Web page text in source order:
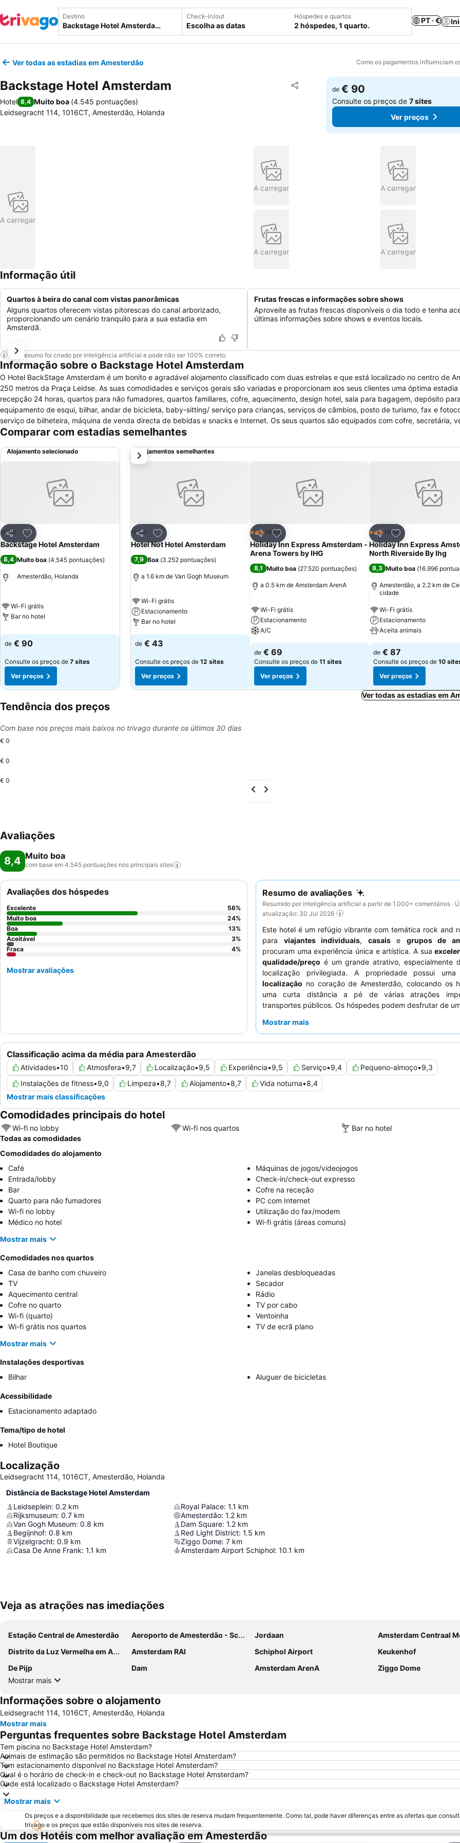
Destino Check-in/out
Escolha as datas
Hóspedes e quartos
2 hóspedes, 1 quarto.
PT · €
Ver todas as estadias em Amesterdão Como os pagamentos influenciam
Backstage Hotel Amsterdam Partilhar
Adicionar aos favoritos
Hotel 8,4 Muito boa (4.545 pontuações)
Leidsegracht 114, 1016CT, Amesterdão, Holanda
de € 90
Consulte os preços de7 sites
Ver preços
A carregar
A carregar A carregar
A carregar A carregar
Informação útil
Quartos à beira do canal com vistas panorâmicas
Alguns quartos oferecem vistas pitorescas do canal arborizado,
proporcionando um cenário tranquilo para a sua estadia em
Amsterdã.
Frutas frescas e informações sobre shows
Aproveite as frutas frescas disponíveis o dia todo e tenha
últimas informações sobre shows e eventos locais.
Este resumo foi criado por inteligência artificial e pode não ser 100% correto.
Informação sobre o Backstage Hotel Amsterdam
O Hotel BackStage Amsterdam é um bonito e agradável alojamento classificado com duas estrelas e que está localizado no centro de
250 metros da Praça Leidse. As suas comodidades e serviços gerais são variadas e proporcionam aos seus clientes uma óptima estadia
recepção 24 horas, quartos para não fumadores, quartos familiares, cofre, aquecimento, design hotel, sala para bagagem, depósito para
equipamento de esqui, bilhar, andar de bicicleta, baby-sitting/ serviço para crianças, serviços de câmbios, posto de turismo, fax e
serviço de bilheteira, máquina de venda directa de bebidas e snacks e Internet. Os seus quartos são equipados com cofre, secretária,
aquecimento, piso em carpete, relógio despertador, duche, casa de banho, televisão, rádio, televisão de ecrã plano, base de ligação
Comparar com estadias semelhantes
Alojamento selecionado
Partilhar
Adicionar aos favoritos
Hotel
Backstage Hotel Amsterdam
8,4 Muito boa (4.545 pontuações)
Amesterdão, Holanda
Wi-Fi grátis
Bar no hotel
de € 90
Consulte os preços de 7 sites
Ver preços
Alojamentos semelhantes
Partilhar
Adicionar aos favoritos
Hotel
Hotel Not Hotel Amsterdam
7,9 Boa (3.252 pontuações)
a 1.6 km de Van Gogh Museum
Wi-Fi grátis
Estacionamento
Bar no hotel
de € 43
Consulte os preços de 12 sites
Ver preços
Partilhar
Adicionar aos favoritos
3 Estrelas
Hotel
Holiday Inn Express Amsterdam -
Arena Towers by IHG
8,1 Muito boa (27.520 pontuações)
a 0.5 km de Amsterdam ArenA
Wi-Fi grátis
Estacionamento
A/C
de € 69
Consulte os preços de 11 sites
Ver preços
Partilhar
Adicionar aos
3 Estrelas
Hotel
Holiday Inn Express
North Riverside By Ihg
8,3 Muito boa (16.996
Amesterdão, a 2.2 km de
cidade
Wi-Fi grátis
Estacionamento
Aceita animais
de € 87
Consulte os preços de 10
Ver preços
próximo
Ver todas as estadias em
Tendência dos preços
Com base nos preços mais baixos no trivago durante os últimos 30 dias
€ 0
€ 0
€ 0
Avaliações
8,4 Muito boa
com base em 4.545 pontuações nos principais sites
Resumo de avaliações
Resumido por inteligência artificial a partir de 1.000+ comentários ·
atualização: 30 Jul 2026
Este hotel é um refúgio vibrante com temática rock and
para viajantes individuais, casaise grupos de
procuram uma experiência única e artística. A sua
qualidade/preço é um grande atrativo, especialmente
localização privilegiada. A propriedade possui uma
localização no coração de Amesterdão, colocando os
uma curta distância a pé de várias atrações
transportes públicos. Os hóspedes podem desfrutar de
contribuindo para uma atmosfera divertida e social. O
delicioso e completo. Para uma estadia mais tranquila,
pedir um quarto que não esteja virado para a rua,
quartos podem ter ruído.
Mostrar mais
Classificação acima da média para Amesterdão
Atividades•10 Atmosfera•9,7 Localização•9,5 Experiência•9,5 Serviço•9,4 Pequeno-almoço•9,3
Instalações de fitness•9,0 Limpeza•8,7 Alojamento•8,7 Vida noturna•8,4
Mostrar mais classificações
Avaliações dos hóspedes
Excelente 56%
Muito boa
24%
Boa
13%
Aceitável
3%
Fraca
4%
Mostrar avaliações
Comodidades principais do hotel
Wi-fi no lobby Wi-fi nos quartos
Bar no hotel
Todas as comodidades
Comodidades do alojamento
Café
Máquinas de jogos/videojogos
Entrada/lobby
Check-in/check-out expresso
Bar
Cofre na receção
Quarto para não fumadores
PC com Internet
Wi-fi no lobby
Utilização do fax/modem
Médico no hotel
Wi-fi grátis (áreas comuns)
Mostrar mais
Comodidades nos quartos
Casa de banho com chuveiro
Janelas desbloqueadas
TV
Secador
Aquecimento central
Rádio
Cofre no quarto
TV por cabo
Wi-fi (quarto)
Ventoinha
Wi-fi grátis nos quartos
TV de ecrã plano
Mostrar mais
Instalações desportivas
Bilhar
Aluguer de bicicletas
Acessibilidade
Estacionamento adaptado
Tema/tipo de hotel
Hotel Boutique
Localização
Leidsegracht 114, 1016CT, Amesterdão, Holanda
Distância de Backstage Hotel Amsterdam
Leidseplein: 0.2 km
Rijksmuseum: 0.7 km
Van Gogh Museum: 0.8 km
Begijnhof: 0.8 km
Vijzelgracht: 0.9 km
Casa De Anne Frank: 1.1 km
Royal Palace: 1.1 km
Amesterdão: 1.2 km
Dam Square: 1.2 km
Red Light District: 1.5 km
Ziggo Dome: 7 km
Amsterdam Airport Schiphol: 10.1 km
Veja as atrações nas imediações
Estação Central de Amesterdão Aeroporto de Amesterdão - Schiphol Jordaan
Amsterdam Centraal
Distrito da Luz Vermelha em Amesterdão
Amsterdam RAI Schiphol Airport
Keukenhof
De Pijp
Dam Amsterdam ArenA
Ziggo Dome
Mostrar mais
Informações sobre o alojamento
Leidsegracht 114, 1016CT, Amesterdão, Holanda
Mostrar mais
Perguntas frequentes sobre Backstage Hotel Amsterdam
Tem piscina no Backstage Hotel Amsterdam?
Animais de estimação são permitidos no Backstage Hotel Amsterdam?
Tem estacionamento disponível no Backstage Hotel Amsterdam?
Qual é o horário de check-in e check-out no Backstage Hotel Amsterdam?
Onde está localizado o Backstage Hotel Amsterdam?
Mostrar mais
Os preços e a disponibilidade que recebemos dos sites de reserva mudam frequentemente. Como tal, pode haver diferenças entre as ofertas que
trivago e os preços que estão disponíveis nos sites de reserva.
Um dos Hotéis com melhor avaliação em Amesterdão